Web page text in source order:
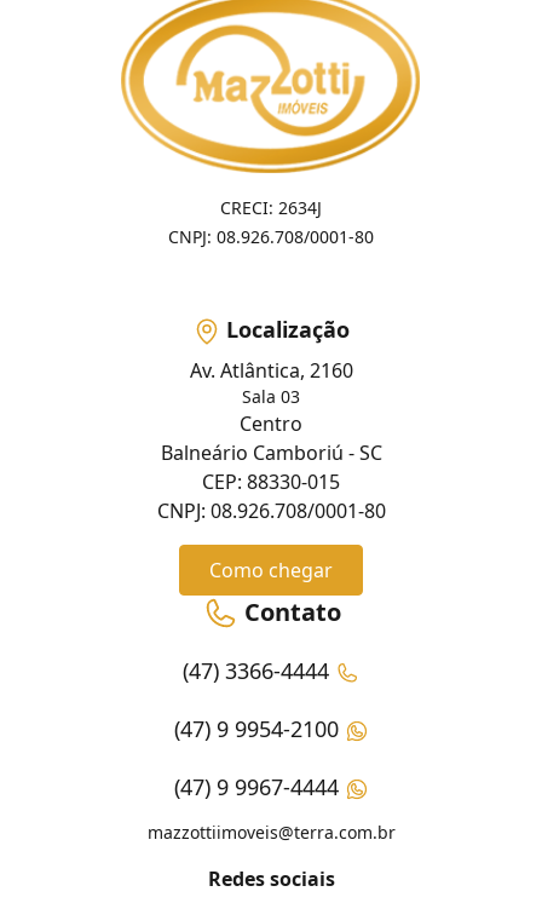
CRECI: 2634J
CNPJ: 08.926.708/0001-80
Localização
Av. Atlântica, 2160
Sala 03
Centro
Balneário Camboriú - SC
CEP: 88330-015
CNPJ: 08.926.708/0001-80
Como chegar
Contato
(47) 3366-4444
(47) 9 9954-2100
(47) 9 9967-4444
mazzottiimoveis@terra.com.br
Redes sociais